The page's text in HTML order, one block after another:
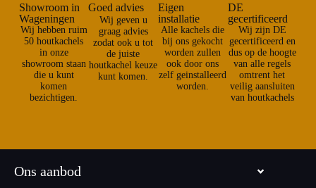
Showroom in
Wageningen
Wij hebben ruim
50 houtkachels
in onze
showroom staan
die u kunt
komen
bezichtigen.
Goed advies
Wij geven u
graag advies
zodat ook u tot
de juiste
houtkachel keuze
kunt komen.
Eigen
installatie
Alle kachels die
bij ons gekocht
worden zullen
ook door ons
zelf geinstalleerd
worden.
DE
gecertificeerd
Wij zijn DE
gecertificeerd en
dus op de hoogte
van alle regels
omtrent het
veilig aansluiten
van houtkachels
Ons aanbod